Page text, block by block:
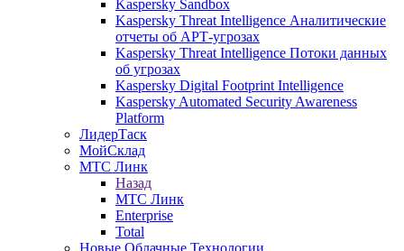
Kaspersky Sandbox
Kaspersky Threat Intelligence Аналитические
отчеты об АРТ-угрозах
Kaspersky Threat Intelligence Потоки данных
об угрозах
Kaspersky Digital Footprint Intelligence
Kaspersky Automated Security Awareness
Platform
ЛидерТаск
МойСклад
МТС Линк
Назад
МТС Линк
Enterprise
Total
Новые Облачные Технологии